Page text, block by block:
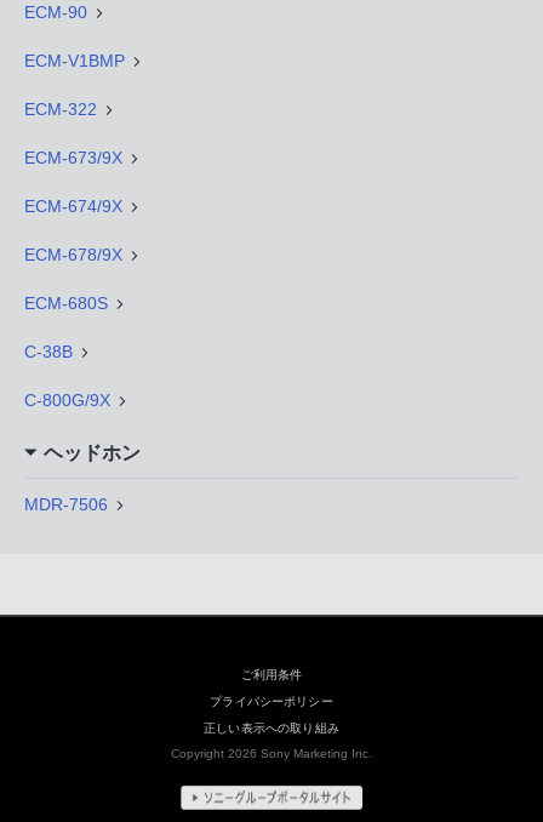
ECM-90
ECM-V1BMP
ECM-322
ECM-673/9X
ECM-674/9X
ECM-678/9X
ECM-680S
C-38B
C-800G/9X
ヘッドホン
MDR-7506
ご利用条件
プライバシーポリシー
正しい表示への取り組み
Copyright 2026 Sony Marketing Inc.